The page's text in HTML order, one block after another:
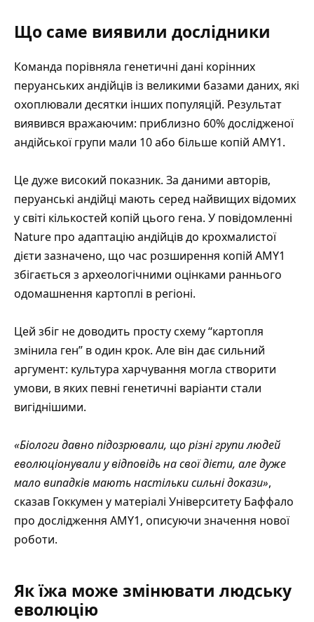
Що саме виявили дослідники
Команда порівняла генетичні дані корінних
перуанських андійців із великими базами даних, які
охоплювали десятки інших популяцій. Результат
виявився вражаючим: приблизно 60% дослідженої
андійської групи мали 10 або більше копій AMY1.
Це дуже високий показник. За даними авторів,
перуанські андійці мають серед найвищих відомих
у світі кількостей копій цього гена. У повідомленні
Nature про адаптацію андійців до крохмалистої
дієти зазначено, що час розширення копій AMY1
збігається з археологічними оцінками раннього
одомашнення картоплі в регіоні.
Цей збіг не доводить просту схему “картопля
змінила ген” в один крок. Але він дає сильний
аргумент: культура харчування могла створити
умови, в яких певні генетичні варіанти стали
вигіднішими.
«Біологи давно підозрювали, що різні групи людей
еволюціонували у відповідь на свої дієти, але дуже
мало випадків мають настільки сильні докази»,
сказав Гоккумен у матеріалі Університету Баффало
про дослідження AMY1, описуючи значення нової
роботи.
Як їжа може змінювати людську
еволюцію